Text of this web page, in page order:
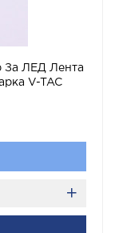
За ЛЕД Лента
V-TAC